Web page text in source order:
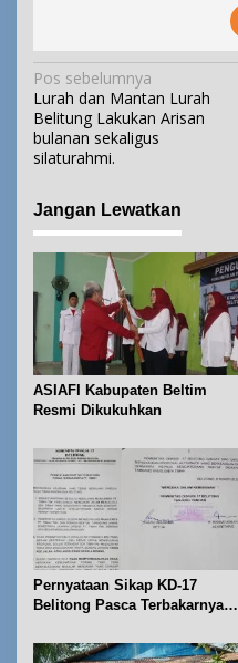
N
a
v
i
a
s
p
o
s
Pos sebelumnya
Lurah dan Mantan Lurah
Belitung Lakukan Arisan
bulanan sekaligus
silaturahmi.
Jangan Lewatkan
ASIAFI Kabupaten Beltim
Resmi Dikukuhkan
Pernyataan Sikap KD-17
Belitong Pasca Terbakarnya